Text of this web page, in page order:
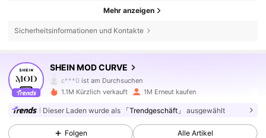
Mehr anzeigen
Sicherheitsinformationen und Kontakte
SHEIN MOD CURVE
c***0 ist am Durchsuchen
4,77
694K Follower
4,77
1.1M Kürzlich verkauft 1M Erneut kaufen
Dieser Laden wurde als 「Trendgeschäft」 ausgewählt
Folgen Alle Artikel